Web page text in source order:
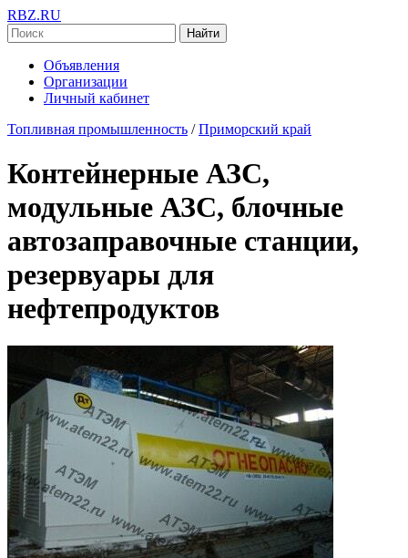
RBZ.RU
Найти
Объявления
Организации
Личный кабинет
Топливная промышленность / Приморский край
Контейнерные АЗС,
модульные АЗС, блочные
автозаправочные станции,
резервуары для
нефтепродуктов